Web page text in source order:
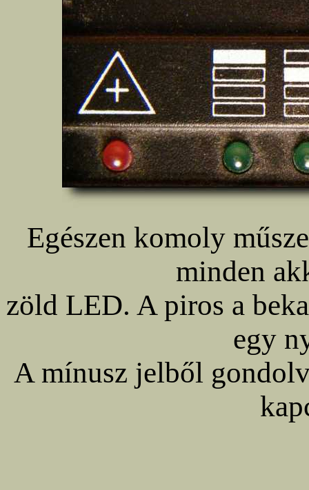
Egészen komoly
minden
zöld LED. A piros a
egy
A mínusz jelből